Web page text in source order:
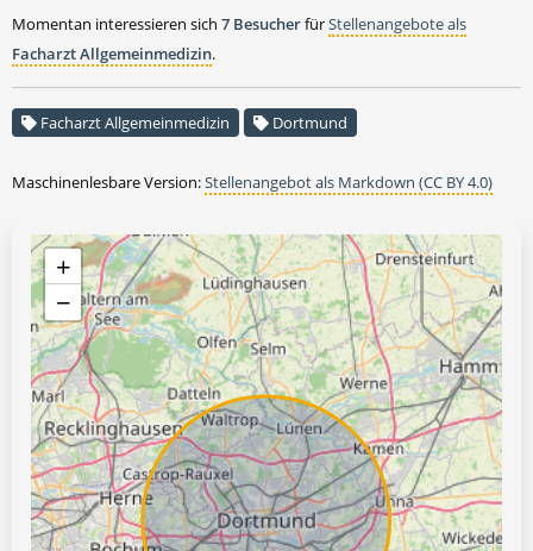
Momentan interessieren sich 7 BesucherfürStellenangebote als
Facharzt Allgemeinmedizin.
Facharzt Allgemeinmedizin Dortmund
Maschinenlesbare Version:Stellenangebot als Markdown (CC BY 4.0)
+
−